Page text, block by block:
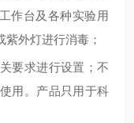
作台及各种实验用
紫外灯进行消毒；
要求进行设置；不
用。 产品只用于科